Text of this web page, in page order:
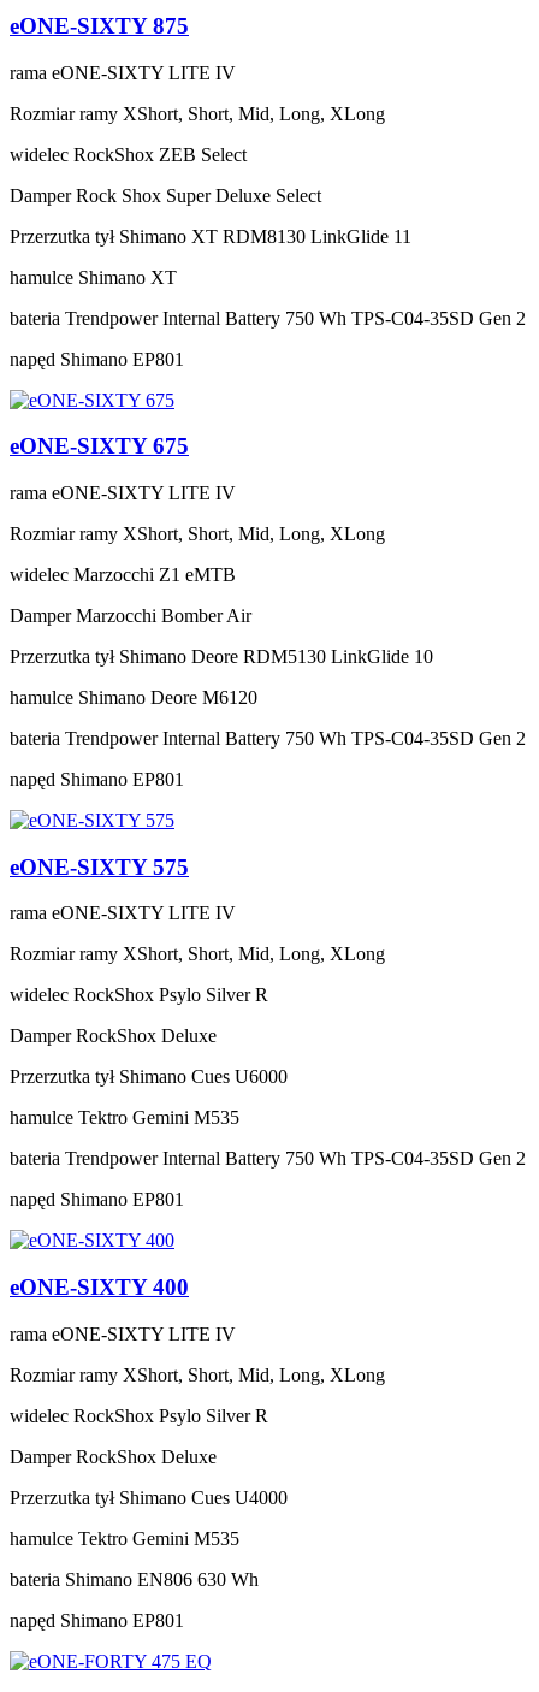
eONE-SIXTY 875
rama eONE-SIXTY LITE IV
Rozmiar ramy XShort, Short, Mid, Long, XLong
widelec RockShox ZEB Select
Damper Rock Shox Super Deluxe Select
Przerzutka tył Shimano XT RDM8130 LinkGlide 11
hamulce Shimano XT
bateria Trendpower Internal Battery 750 Wh TPS-C04-35SD Gen 2
napęd Shimano EP801
eONE-SIXTY 675
rama eONE-SIXTY LITE IV
Rozmiar ramy XShort, Short, Mid, Long, XLong
widelec Marzocchi Z1 eMTB
Damper Marzocchi Bomber Air
Przerzutka tył Shimano Deore RDM5130 LinkGlide 10
hamulce Shimano Deore M6120
bateria Trendpower Internal Battery 750 Wh TPS-C04-35SD Gen 2
napęd Shimano EP801
eONE-SIXTY 575
rama eONE-SIXTY LITE IV
Rozmiar ramy XShort, Short, Mid, Long, XLong
widelec RockShox Psylo Silver R
Damper RockShox Deluxe
Przerzutka tył Shimano Cues U6000
hamulce Tektro Gemini M535
bateria Trendpower Internal Battery 750 Wh TPS-C04-35SD Gen 2
napęd Shimano EP801
eONE-SIXTY 400
rama eONE-SIXTY LITE IV
Rozmiar ramy XShort, Short, Mid, Long, XLong
widelec RockShox Psylo Silver R
Damper RockShox Deluxe
Przerzutka tył Shimano Cues U4000
hamulce Tektro Gemini M535
bateria Shimano EN806 630 Wh
napęd Shimano EP801